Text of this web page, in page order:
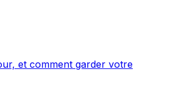
et comment garder votre